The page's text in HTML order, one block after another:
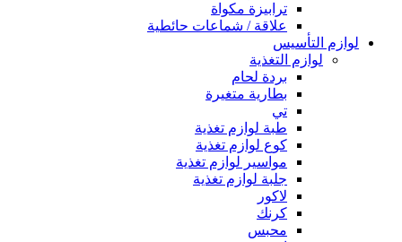
ترابيزة مكواة
علاقة / شماعات حائطية
لوازم التأسيس
لوازم التغذية
بردة لحام
بطارية متغيرة
تي
طبة لوازم تغذية
كوع لوازم تغذية
مواسير لوازم تغذية
جلبة لوازم تغذية
لاكور
كرنك
محبس